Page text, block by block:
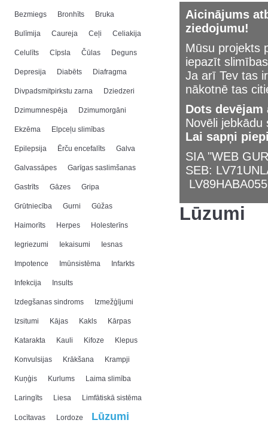
Bezmiegs Bronhīts Bruka
Bulīmija Caureja Ceļi Celiakija
Celulīts Cīpsla Čūlas Deguns
Depresija Diabēts Diafragma
Divpadsmitpirkstu zarna Dziedzeri
Dzimumnespēja Dzimumorgāni
Ekzēma Elpceļu slimības
Epilepsija Ērču encefalīts Galva
Galvassāpes Garīgas saslimšanas
Gastrīts Gāzes Gripa
Grūtniecība Gurni Gūžas
Haimorīts Herpes Holesterīns
Iegriezumi Iekaisumi Iesnas
Impotence Imūnsistēma Infarkts
Infekcija Insults
Izdegšanas sindroms Izmežģījumi
Izsitumi Kājas Kakls Kārpas
Katarakta Kauli Kifoze Klepus
Konvulsijas Krākšana Krampji
Kuņģis Kurlums Laima slimība
Laringīts Liesa Limfātiskā sistēma
Locītavas Lordoze Lūzumi
Aicinājums
ziedojumu!
Mūsu projekts
iepazīt
Ja arī Tev tas
nākotnē tas
Dots
Novēli
Lai sapņi
SIA "WEB
SEB:
Lūzumi